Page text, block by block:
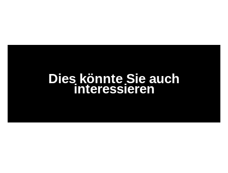
Dies könnte Sie auch
interessieren